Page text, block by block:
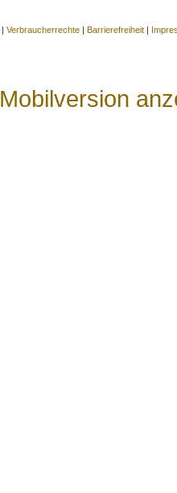
| Verbraucherrechte | Barrierefreiheit |
Mobilversion